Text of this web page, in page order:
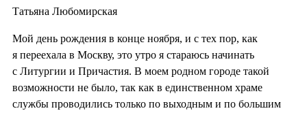
Татьяна Любомирская
Мой день рождения в конце ноября, и с тех пор, как
я переехала в Москву, это утро я стараюсь начинать
с Литургии и Причастия. В моем родном городе такой
возможности не было, так как в единственном храме
службы проводились только по выходным и по большим